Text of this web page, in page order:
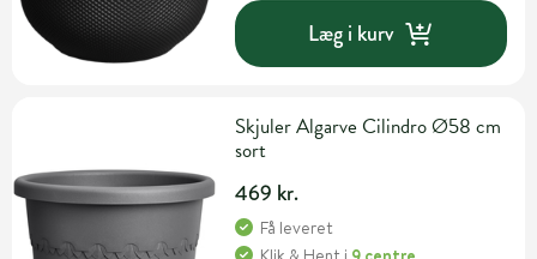
Læg i kurv
Skjuler Algarve Cilindro Ø58 cm
sort
469 kr.
Få leveret